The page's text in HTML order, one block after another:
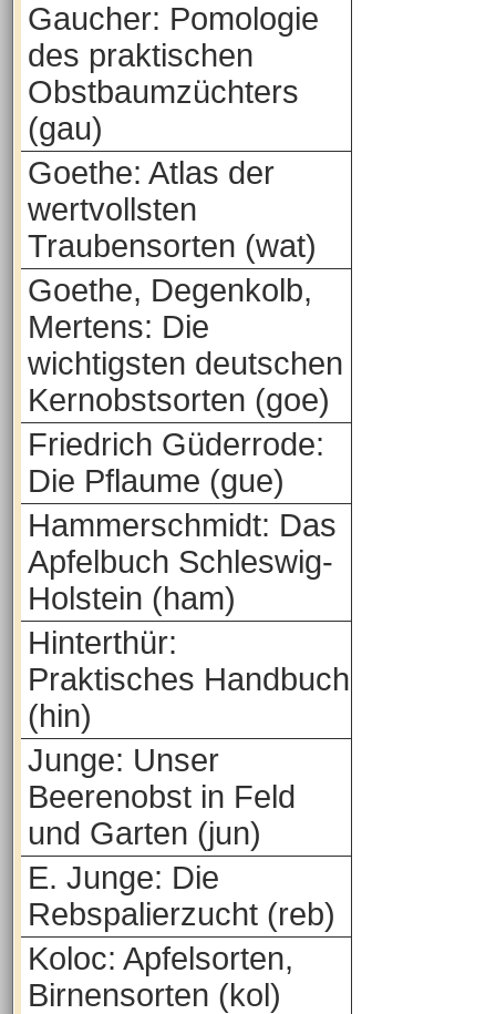
Gaucher: Pomologie
des praktischen
Obstbaumzüchters
(gau)
Goethe: Atlas der
wertvollsten
Traubensorten (wat)
Goethe, Degenkolb,
Mertens: Die
wichtigsten deutschen
Kernobstsorten (goe)
Friedrich Güderrode:
Die Pflaume (gue)
Hammerschmidt: Das
Apfelbuch Schleswig-
Holstein (ham)
Hinterthür:
Praktisches Handbuch
(hin)
Junge: Unser
Beerenobst in Feld
und Garten (jun)
E. Junge: Die
Rebspalierzucht (reb)
Koloc: Apfelsorten,
Birnensorten (kol)